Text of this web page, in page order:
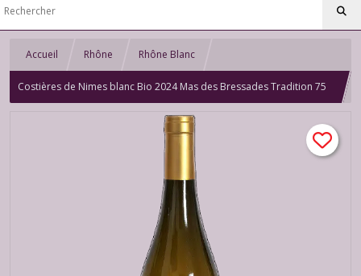
Accueil Rhône Rhône Blanc
Costières de Nimes blanc Bio 2024 Mas des Bressades Tradition 75